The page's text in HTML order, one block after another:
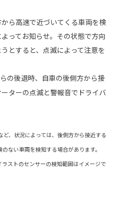
から高速で近づいてくる車両を検
ってお知らせ。その状態で方向
とすると、点滅によって注意を
の後退時、自車の後側方から接
ターの点滅と警報音でドライバ
、状況によっては、後側方から接近する
ない車両を検知する場合があります。
トのセンサーの検知範囲はイメージで